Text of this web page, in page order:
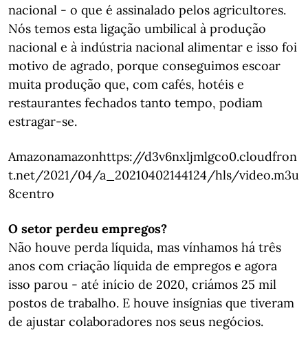
nacional - o que é assinalado pelos agricultores.
Nós temos esta ligação umbilical à produção
nacional e à indústria nacional alimentar e isso foi
motivo de agrado, porque conseguimos escoar
muita produção que, com cafés, hotéis e
restaurantes fechados tanto tempo, podiam
estragar-se.
Amazonamazonhttps://d3v6nxljmlgco0.cloudfron
t.net/2021/04/a_20210402144124/hls/video.m3u
8centro
O setor perdeu empregos?
Não houve perda líquida, mas vínhamos há três
anos com criação líquida de empregos e agora
isso parou - até início de 2020, criámos 25 mil
postos de trabalho. E houve insígnias que tiveram
de ajustar colaboradores nos seus negócios.